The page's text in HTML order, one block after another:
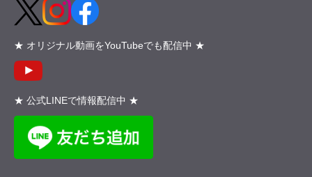
★ オリジナル動画をYouTubeでも配信中 ★
★ 公式LINEで情報配信中 ★